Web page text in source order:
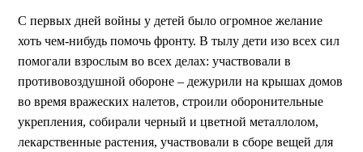
С первых дней войны у детей было огромное желание
хоть чем-нибудь помочь фронту. В тылу дети изо всех сил
помогали взрослым во всех делах: участвовали в
противовоздушной обороне – дежурили на крышах домов
во время вражеских налетов, строили оборонительные
укрепления, собирали черный и цветной металлолом,
лекарственные растения, участвовали в сборе вещей для